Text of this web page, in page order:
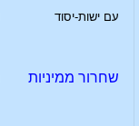
עם ישות-יסוד
שחרור ממיניות